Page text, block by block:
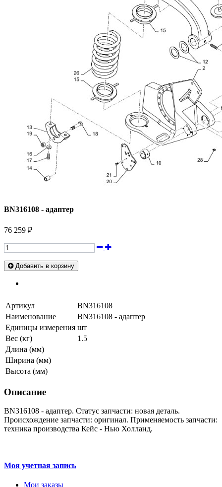
BN316108 - адаптер
76 259 ₽
Добавить в корзину
Артикул
BN316108
Наименование
BN316108 - адаптер
Единицы измерения шт
Вес (кг)
1.5
Длина (мм)
Ширина (мм)
Высота (мм)
Описание
BN316108 - адаптер. Статус запчасти: новая деталь.
Происхождение запчасти: оригинал. Применяемость запчасти:
техника производства Кейс - Нью Холланд.
Моя учетная запись
Мои заказы